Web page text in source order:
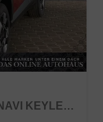
COMFORT PLUS 1.0 T-GDI 2WD / NAVI KEYLESS 360° KAM./ SITZ + LENKRADHEIZ. LED ALU 18"